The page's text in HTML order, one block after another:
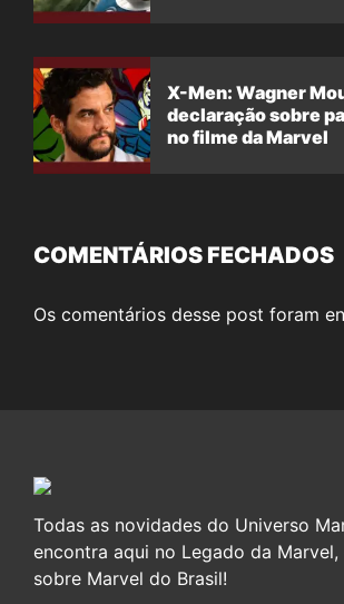
X-Men: Wagner
declaração sobre
no filme da Marvel
COMENTÁRIOS FECHADOS
Os comentários desse post foram
Todas as novidades do Universo
encontra aqui no Legado da
sobre Marvel do Brasil!